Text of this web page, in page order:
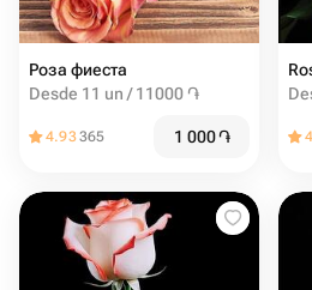
Роза фиеста
Desde 11 un / 11000 ֏
4.93365 1 000֏